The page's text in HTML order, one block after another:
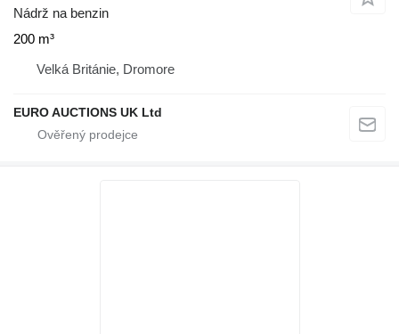
Nádrž na benzin
200 m³
Velká Británie, Dromore
EURO AUCTIONS UK Ltd